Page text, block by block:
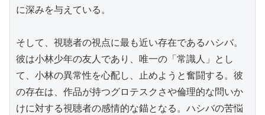
に深みを与えている。
そして、視聴者の視点に最も近い存在であるハシバ。
彼は小林少年の友人であり、唯一の「常識人」とし
て、小林の異常性を心配し、止めようと奮闘する。彼
の存在は、作品が持つグロテスクさや倫理的な問いか
けに対する視聴者の感情的な錨となる。ハシバの苦悩